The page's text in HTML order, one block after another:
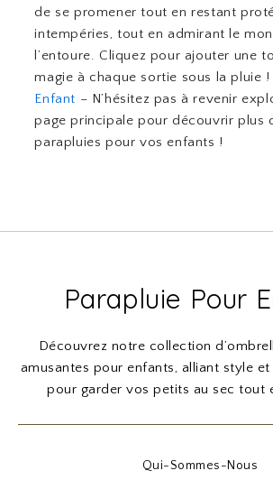
de se promener tout en restant
intempéries, tout en admirant le
l’entoure. Cliquez pour ajouter une
magie à chaque sortie sous la pluie !
Enfant – N’hésitez pas à revenir
page principale pour découvrir plus
parapluies pour vos enfants !
Parapluie Pour
Découvrez notre collection
amusantes pour enfants, alliant style
pour garder vos petits au sec tout
Qui-Sommes-Nous